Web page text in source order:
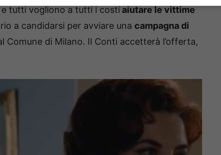
tutti vogliono a tutti i costi aiutare le vittime
a candidarsi per avviare una campagna di
Comune di Milano. Il Conti accetterà l’offerta,